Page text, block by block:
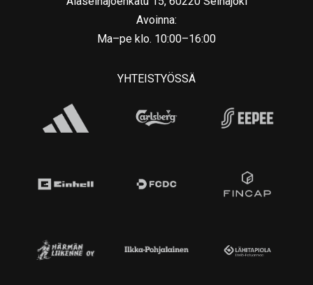
Avoinna:
Ma–pe klo. 10:00–16:00
YHTEISTYÖSSÄ